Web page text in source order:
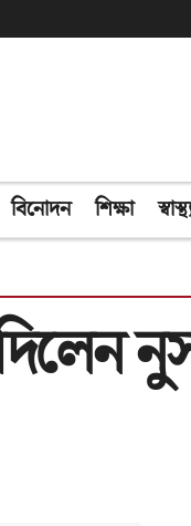
বিনোদন শিক্ষা